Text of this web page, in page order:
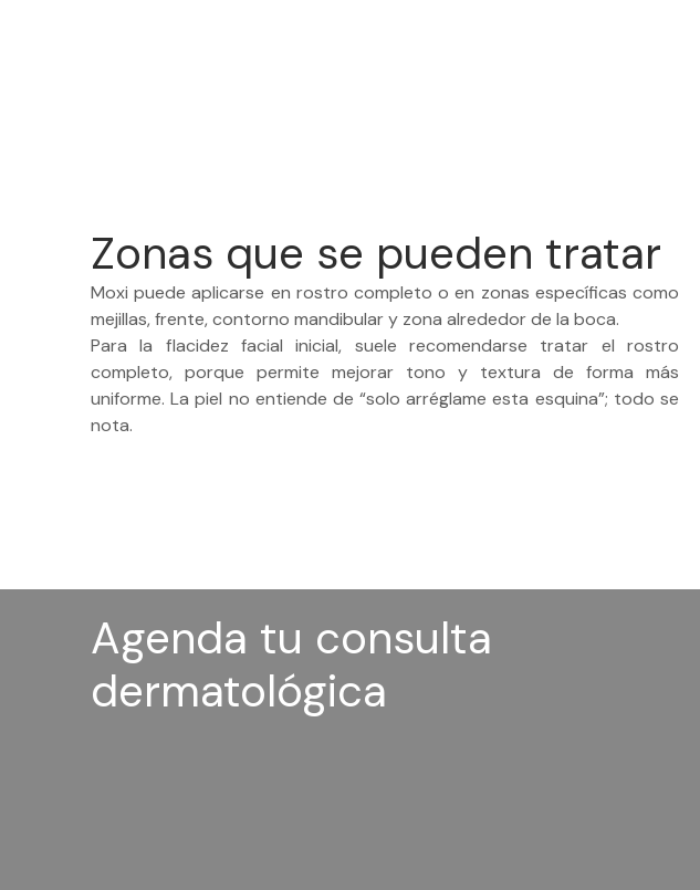
Zonas que se pueden tratar
Moxi puede aplicarse en rostro completo o en zonas específicas como
mejillas, frente, contorno mandibular y zona alrededor de la boca.
Para la flacidez facial inicial, suele recomendarse tratar el rostro
completo, porque permite mejorar tono y textura de forma más
uniforme. La piel no entiende de “solo arréglame esta esquina”; todo se
nota.
Agenda tu consulta
dermatológica